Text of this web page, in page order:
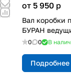
от 5 950 p
Вал коробки
БУРАН
0 0 В
Подробнее